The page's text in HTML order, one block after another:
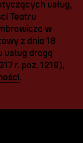
usług,
Teatru
w
z dnia 18
usług drogą
r. poz. 1219),
.